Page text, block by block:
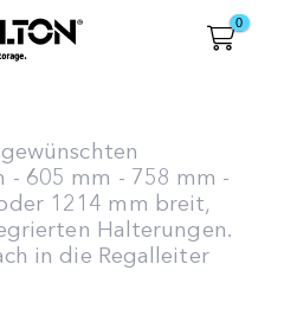
0
- 605 mm - 758 mm -
1214 mm breit,
Halterungen.
in die Regalleiter